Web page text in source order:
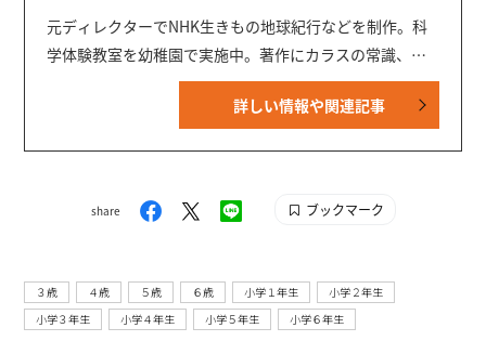
元ディレクターでNHK生きもの地球紀行などを制作。科
学体験教室を幼稚園で実施中。著作にカラスの常識、講
談社の図鑑MOVEシリーズの執筆など。BIRDER編集委
員。都市鳥研究会幹事。科学技術ジャーナリスト会議会
詳しい情報や関連記事
share ブックマーク
３歳 ４歳 ５歳 ６歳 小学１年生
小学２年生
小学３年生
小学４年生 小学５年生 小学６年生